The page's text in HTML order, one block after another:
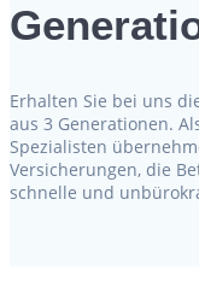
Erhalten Sie bei uns
aus 3 Generationen.
Spezialisten
Versicherungen, die
schnelle und